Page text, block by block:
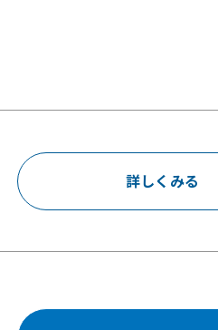
詳しくみる